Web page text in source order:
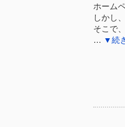
ホーム
しかし
そこで
… ▼続